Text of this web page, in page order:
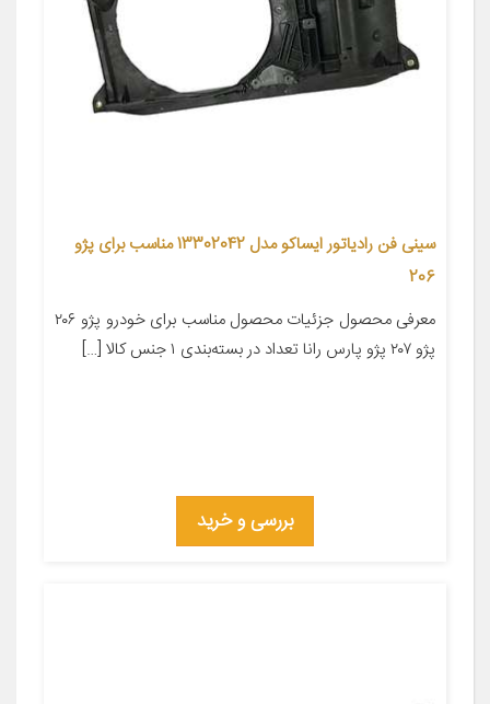
سینی فن رادیاتور ایساکو مدل 13302042 مناسب برای پژو
206
معرفی محصول جزئیات محصول مناسب برای خودرو پژو ۲۰۶
پژو ۲۰۷ پژو پارس رانا تعداد در بسته‌بندی ۱ جنس کالا […]
بررسی و خرید